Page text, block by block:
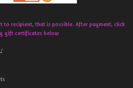
to recipient, that is possible. After payment, click
gift certificates below